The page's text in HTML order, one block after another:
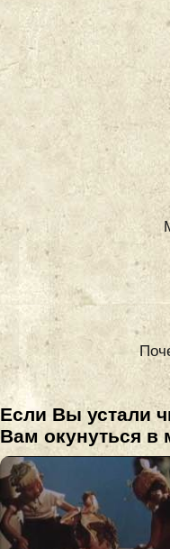
Если Вы устали
Вам окунуться в